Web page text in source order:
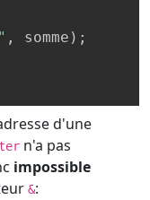
, somme ) ;
d'une
n'a pas
impossible
&: